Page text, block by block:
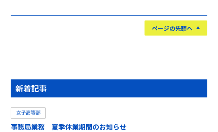
ページの先頭へ
新着記事
女子高等部
事務局業務 夏季休業期間のお知らせ